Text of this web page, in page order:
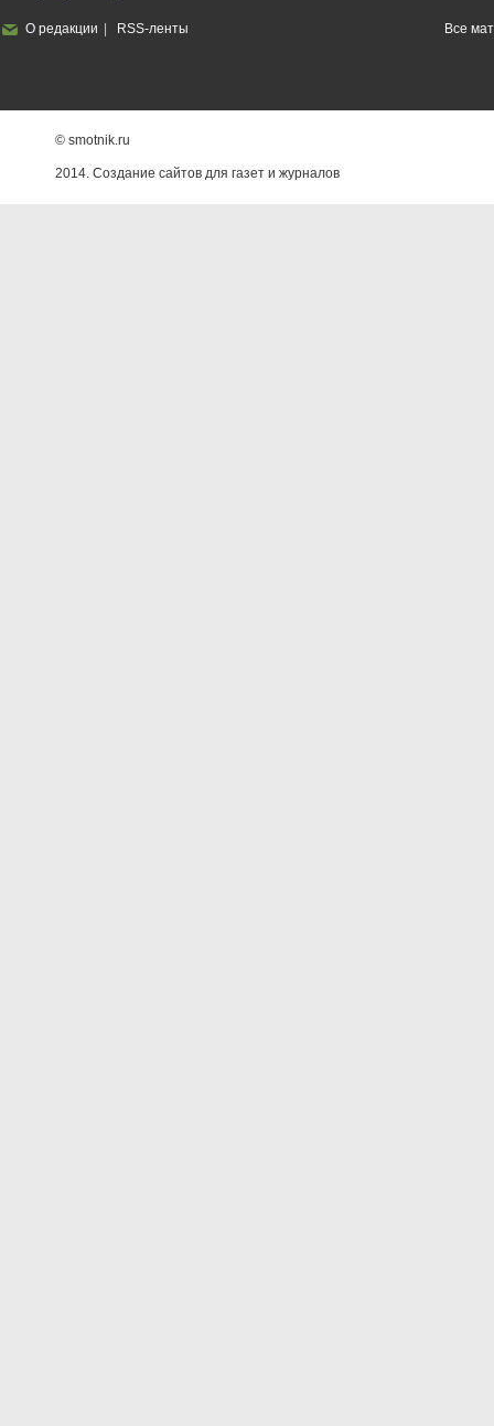
О редакции RSS-ленты Все
© smotnik.ru
2014. Создание сайтов для газет и журналов